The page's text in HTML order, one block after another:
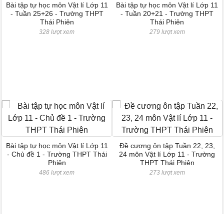
Bài tập tự học môn Vật lí Lớp 11
- Tuần 25+26 - Trường THPT
Thái Phiên
328 lượt xem
Bài tập tự học môn Vật lí Lớp 11
- Tuần 20+21 - Trường THPT
Thái Phiên
279 lượt xem
Bài tập tự học môn Vật lí Lớp 11
- Chủ đề 1 - Trường THPT Thái
Phiên
486 lượt xem
Đề cương ôn tập Tuần 22, 23,
24 môn Vật lí Lớp 11 - Trường
THPT Thái Phiên
273 lượt xem